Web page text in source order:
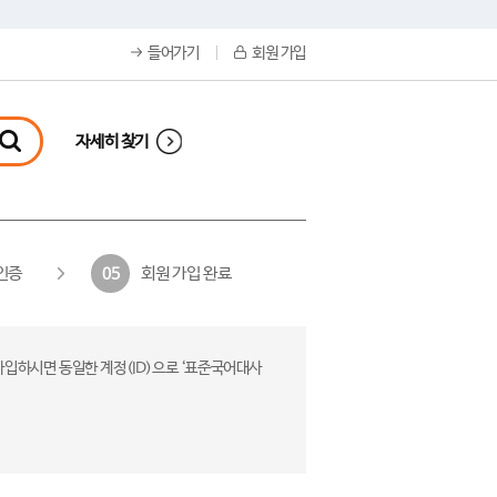
들어가기 회원 가입
자세히 찾기
증 05 회원 가입 완료
하시면 동일한 계정(ID)으로 ‘표준국어대사